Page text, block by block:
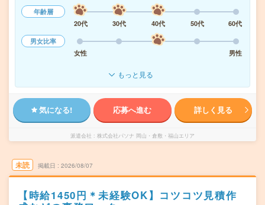
年齢層
20代
30代 40代 50代
60代
男女比率
女性
男性
もっと見る
気になる! 応募へ進む 詳しく見る
派遣会社 株式会社パソナ 岡山・倉敷・福山エリア
未読 掲載日 2026/08/07
【時給1450円＊未経験OK】コツコツ見積作